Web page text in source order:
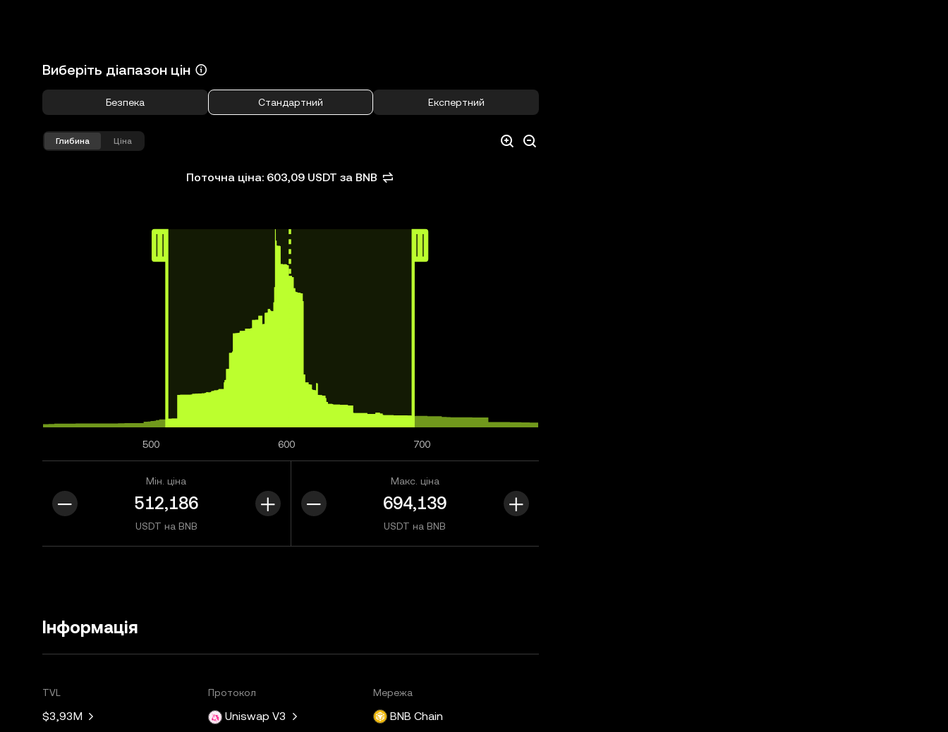
Виберіть діапазон цін
Безпека Стандартний Експертний
Глибина Ціна
Поточна ціна: 603,09 USDT за BNB
500 600 700
Мін. ціна
USDT на BNB
Макс. ціна
USDT на BNB
Інформація
TVL
$3,93M
Протокол
Uniswap V3
Мережа
BNB Chain